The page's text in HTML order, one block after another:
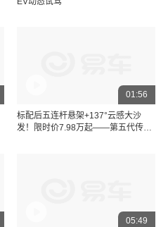
01:56
标配后五连杆悬架+137°云感大沙
发！限时价7.98万起——第五代传祺
05:49